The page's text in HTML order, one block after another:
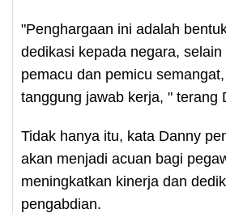
"Penghargaan ini adalah
dedikasi kepada negara, selain
pemacu dan pemicu
tanggung jawab kerja, " terang
Tidak hanya itu, kata Danny
akan menjadi acuan bagi
meningkatkan kinerja dan
pengabdian.